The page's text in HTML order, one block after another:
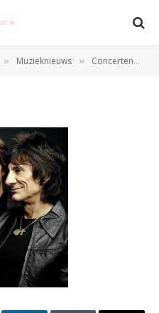
» Muzieknieuws » Concerten Rolling Stones bevestigd
Photo